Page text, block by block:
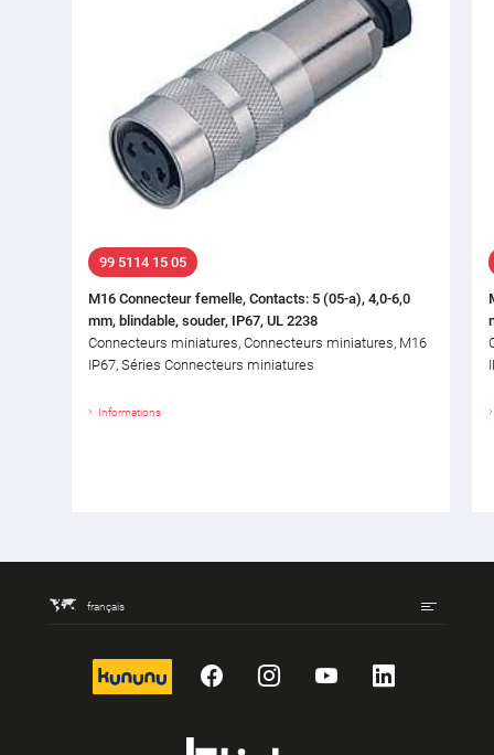
99 5114 15 05
M16 Connecteur femelle, Contacts: 5 (05-a), 4,0-6,0
mm, blindable, souder, IP67, UL 2238
Connecteurs miniatures, Connecteurs miniatures, M16
IP67, Séries Connecteurs miniatures
Informations
français
kununu FacebookInstagram
YouTubeLinkedIn